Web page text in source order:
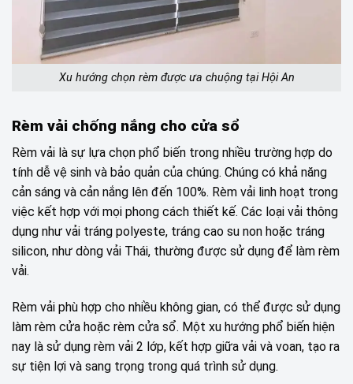
Xu hướng chọn rèm được ưa chuộng tại Hội An
Rèm vải chống nắng cho cửa sổ
Rèm vải là sự lựa chọn phổ biến trong nhiều trường hợp do
tính dễ vệ sinh và bảo quản của chúng. Chúng có khả năng
cản sáng và cản nắng lên đến 100%. Rèm vải linh hoạt trong
việc kết hợp với mọi phong cách thiết kế. Các loại vải thông
dụng như vải tráng polyeste, tráng cao su non hoặc tráng
silicon, như dòng vải Thái, thường được sử dụng để làm rèm
vải.
Rèm vải phù hợp cho nhiều không gian, có thể được sử dụng
làm rèm cửa hoặc rèm cửa sổ. Một xu hướng phổ biến hiện
nay là sử dụng rèm vải 2 lớp, kết hợp giữa vải và voan, tạo ra
sự tiện lợi và sang trọng trong quá trình sử dụng.